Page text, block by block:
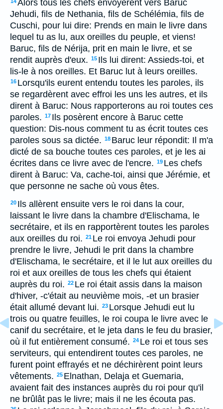
Alors tous les chefs envoyèrent vers Baruc
Jehudi, fils de Nethania, fils de Schélémia, fils de
Cuschi, pour lui dire: Prends en main le livre dans
lequel tu as lu, aux oreilles du peuple, et viens!
Baruc, fils de Nérija, prit en main le livre, et se
rendit auprès d'eux. 15 Ils lui dirent: Assieds-toi, et
lis-le à nos oreilles. Et Baruc lut à leurs oreilles.
16 Lorsqu'ils eurent entendu toutes les paroles, ils
se regardèrent avec effroi les uns les autres, et ils
dirent à Baruc: Nous rapporterons au roi toutes ces
paroles. 17 Ils posèrent encore à Baruc cette
question: Dis-nous comment tu as écrit toutes ces
paroles sous sa dictée. 18 Baruc leur répondit: Il m'a
dicté de sa bouche toutes ces paroles, et je les ai
écrites dans ce livre avec de l'encre. 19 Les chefs
dirent à Baruc: Va, cache-toi, ainsi que Jérémie, et
que personne ne sache où vous êtes.
20 Ils allèrent ensuite vers le roi dans la cour,
laissant le livre dans la chambre d'Elischama, le
secrétaire, et ils en rapportèrent toutes les paroles
aux oreilles du roi. 21 Le roi envoya Jehudi pour
prendre le livre, Jehudi le prit dans la chambre
d'Elischama, le secrétaire, et il le lut aux oreilles du
roi et aux oreilles de tous les chefs qui étaient
auprès du roi. 22 Le roi était assis dans la maison
d'hiver, -c'était au neuvième mois, -et un brasier
était allumé devant lui. 23 Lorsque Jehudi eut lu
trois ou quatre feuilles, le roi coupa le livre avec le
canif du secrétaire, et le jeta dans le feu du brasier,
où il fut entièrement consumé. 24 Le roi et tous ses
serviteurs, qui entendirent toutes ces paroles, ne
furent point effrayés et ne déchirèrent point leurs
vêtements. 25 Elnathan, Delaja et Guemaria,
avaient fait des instances auprès du roi pour qu'il
ne brûlât pas le livre; mais il ne les écouta pas.